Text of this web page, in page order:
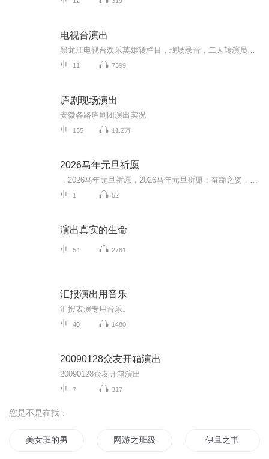
电视台演出
11 7399
庐剧现场演出
安徽各路庐剧团演出实况
135 11.2万
2026马年元旦祈愿
1 52
演出真实的生命
54 2781
汇报演出用音乐
汇报表演专用音乐。
40 1480
20090128众友开箱演出
20090128众友开箱演出
7 317
您是不是在找：
美女班的男班长 网游之班级风云 伊旦之书